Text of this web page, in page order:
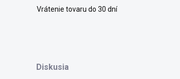
Vrátenie tovaru do 30 dní
Diskusia